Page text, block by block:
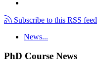
Subscribe to this RSS feed
News...
PhD Course News